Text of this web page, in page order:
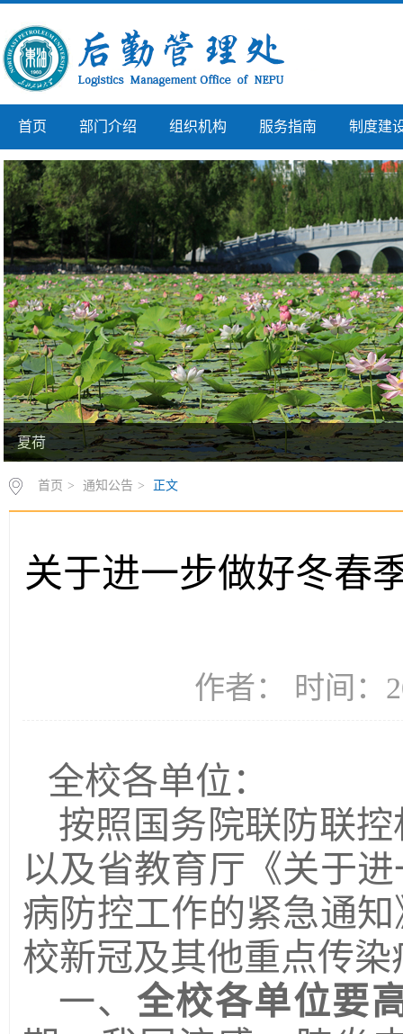
首页 部门介绍 组织机构 服务指南 制度建
夏荷
首页 > 通知公告 > 正文
关于进一步做好冬春
作者： 时间：
全校各单位：
按照国务院联防联
以及省教育厅《关于
病防控工作的紧急通
校新冠及其他重点传
一、 全校各单位要